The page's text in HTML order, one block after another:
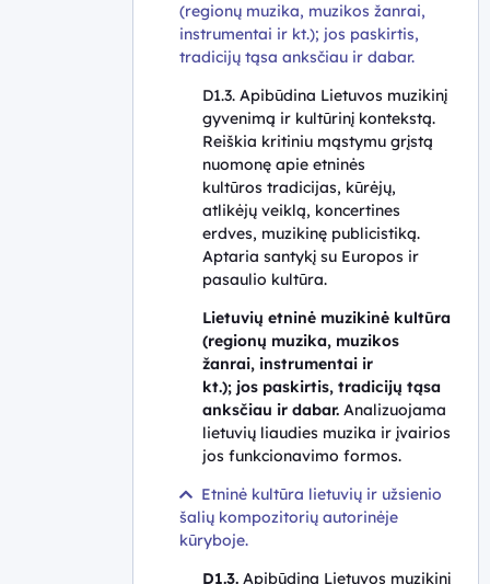
(regionų muzika, muzikos žanrai,
instrumentai ir kt.); jos paskirtis,
tradicijų tąsa anksčiau ir dabar.
D1.3. Apibūdina Lietuvos muzikinį
gyvenimą ir kultūrinį kontekstą.
Reiškia kritiniu mąstymu grįstą
nuomonę apie etninės
kultūros tradicijas, kūrėjų,
atlikėjų veiklą, koncertines
erdves, muzikinę publicistiką.
Aptaria santykį su Europos ir
pasaulio kultūra.
Lietuvių etninė muzikinė kultūra
(regionų muzika, muzikos
žanrai, instrumentai ir
kt.); jos paskirtis, tradicijų tąsa
anksčiau ir dabar.Analizuojama
lietuvių liaudies muzika ir įvairios
jos funkcionavimo formos.
Etninė kultūra lietuvių ir užsienio
šalių kompozitorių autorinėje
kūryboje.
D1.3.Apibūdina Lietuvos muzikinį